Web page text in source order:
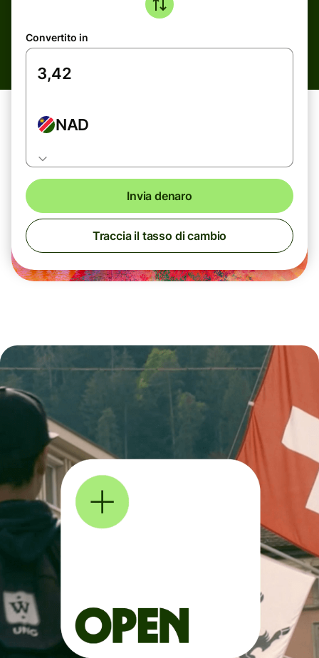
Convertito in
NAD
Invia denaro
Traccia il tasso di cambio